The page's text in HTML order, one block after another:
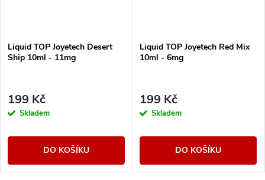
Liquid TOP Joyetech Desert
Ship 10ml - 11mg
199 Kč
Skladem
DO KOŠÍKU
Liquid TOP Joyetech Red Mix
10ml - 6mg
199 Kč
Skladem
DO KOŠÍKU